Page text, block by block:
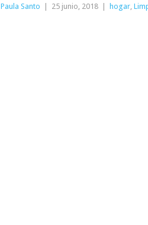
Paula Santo 25 junio, 2018 hogar,